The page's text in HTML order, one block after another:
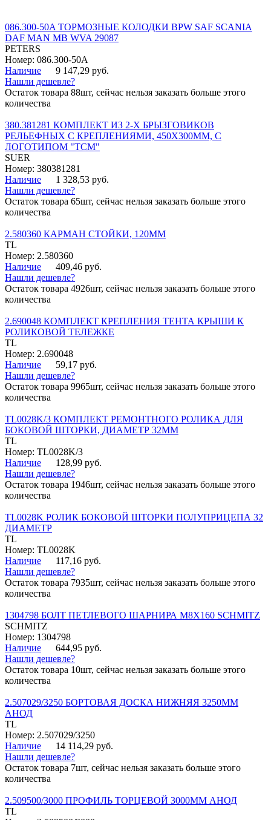
086.300-50A ТОРМОЗНЫЕ КОЛОДКИ BPW SAF SCANIA
DAF MAN MB WVA 29087
PETERS
Номер: 086.300-50A
Наличие
9 147,29 руб.
Нашли дешевле?
Остаток товара 88шт, сейчас нельзя заказать больше этого
количества
380.381281 КОМПЛЕКТ ИЗ 2-Х БРЫЗГОВИКОВ
РЕЛЬЕФНЫХ С КРЕПЛЕНИЯМИ, 450Х300ММ, С
ЛОГОТИПОМ "ТСМ"
SUER
Номер: 380381281
Наличие
1 328,53 руб.
Нашли дешевле?
Остаток товара 65шт, сейчас нельзя заказать больше этого
количества
2.580360 КАРМАН СТОЙКИ, 120ММ
TL
Номер: 2.580360
Наличие
409,46 руб.
Нашли дешевле?
Остаток товара 4926шт, сейчас нельзя заказать больше этого
количества
2.690048 КОМПЛЕКТ КРЕПЛЕНИЯ ТЕНТА КРЫШИ К
РОЛИКОВОЙ ТЕЛЕЖКЕ
TL
Номер: 2.690048
Наличие
59,17 руб.
Нашли дешевле?
Остаток товара 9965шт, сейчас нельзя заказать больше этого
количества
TL0028K/3 КОМПЛЕКТ РЕМОНТНОГО РОЛИКА ДЛЯ
БОКОВОЙ ШТОРКИ, ДИАМЕТР 32ММ
TL
Номер: TL0028K/3
Наличие
128,99 руб.
Нашли дешевле?
Остаток товара 1946шт, сейчас нельзя заказать больше этого
количества
TL0028K РОЛИК БОКОВОЙ ШТОРКИ ПОЛУПРИЦЕПА 32
ДИАМЕТР
TL
Номер: TL0028K
Наличие
117,16 руб.
Нашли дешевле?
Остаток товара 7935шт, сейчас нельзя заказать больше этого
количества
1304798 БОЛТ ПЕТЛЕВОГО ШАРНИРА М8Х160 SCHMITZ
SCHMITZ
Номер: 1304798
Наличие
644,95 руб.
Нашли дешевле?
Остаток товара 10шт, сейчас нельзя заказать больше этого
количества
2.507029/3250 БОРТОВАЯ ДОСКА НИЖНЯЯ 3250ММ
АНОД
TL
Номер: 2.507029/3250
Наличие
14 114,29 руб.
Нашли дешевле?
Остаток товара 7шт, сейчас нельзя заказать больше этого
количества
2.509500/3000 ПРОФИЛЬ ТОРЦЕВОЙ 3000ММ АНОД
TL